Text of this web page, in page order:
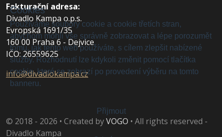
Fakturační adresa:
Divadlo Kampa o.p.s.
Evropská 1691/35
160 00 Praha 6 - Dejvice
IČO: 26559625
info@divadlokampa.cz
© 2018 - 2026 • Created byVOGO • All rights reserved -
Divadlo Kampa
Cookies
Používáme soubory cookie a cookie třetích stran,
abychom mohli vše správně zobrazovat a lépe porozumět
tomu, jak tento web používáte, s cílem zlepšit nabízené
služby. Rozhodnutí lze kdykoli změnit pomocí tlačítka
cookie, které se zobrazí po provedení výběru na tomto
banneru.
Přijmout